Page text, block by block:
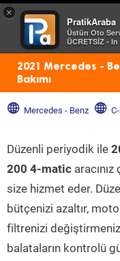
×
PratikAraba
Üstün Oto
ÜCRETSİZ -
2021 Mercedes -
Bakımı
Mercedes - Benz
Düzenli periyodik ile
200 4-matic
size hizmet eder.
bütçenizi azaltır,
filtrenizi
balataların kontrolü